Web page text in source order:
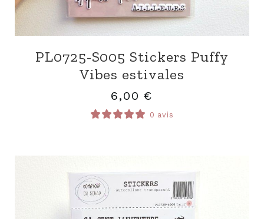
PL0725-S005 Stickers Puffy
Vibes estivales
6,00 €
0 avis